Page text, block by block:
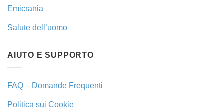
Emicrania
Salute dell’uomo
AIUTO E SUPPORTO
FAQ – Domande Frequenti
Politica sui Cookie